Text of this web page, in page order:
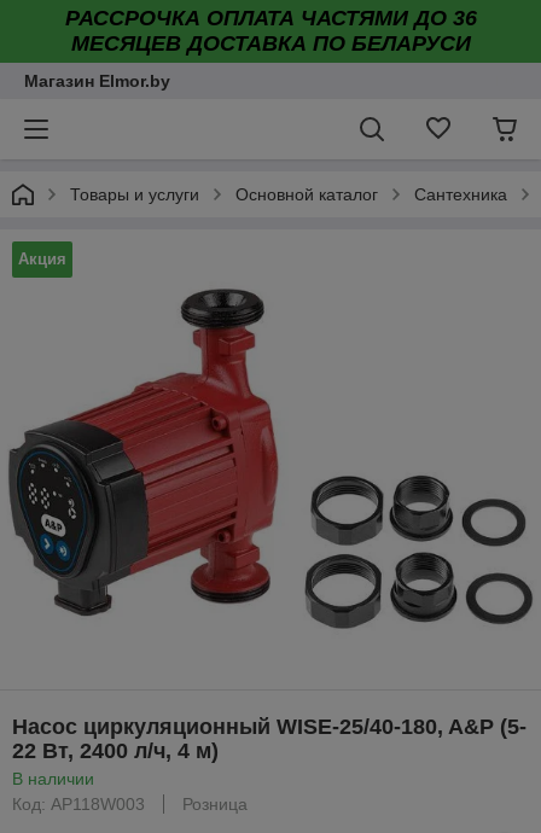
РАССРОЧКА ОПЛАТА ЧАСТЯМИ ДО 36
МЕСЯЦЕВ ДОСТАВКА ПО БЕЛАРУСИ
Магазин Elmor.by
Товары и услуги Основной каталог Сантехника
Акция
Насос циркуляционный WISE-25/40-180, A&P (5-
22 Вт, 2400 л/ч, 4 м)
В наличии
Код: AP118W003
Розница